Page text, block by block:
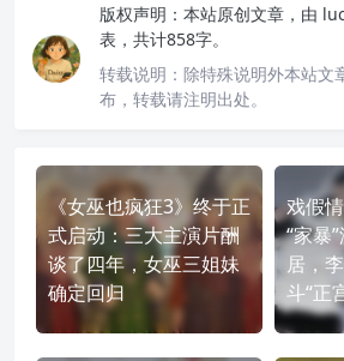
版权声明： 本站原创文章，由
表，共计858字。
转载说明： 除特殊说明外本站文
布，转载请注明出处。
《女巫也疯狂3》终于正
式启动：三大主演片酬
谈了四年，女巫三姐妹
确定回归
戏假
“家暴
居，
斗“正